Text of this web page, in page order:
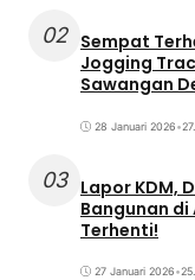
02 Sempat
Jogging
Sawangan
28 Januari 2026•
03 Lapor KDM,
Bangunan di
Terhenti!
27 Januari 2026•